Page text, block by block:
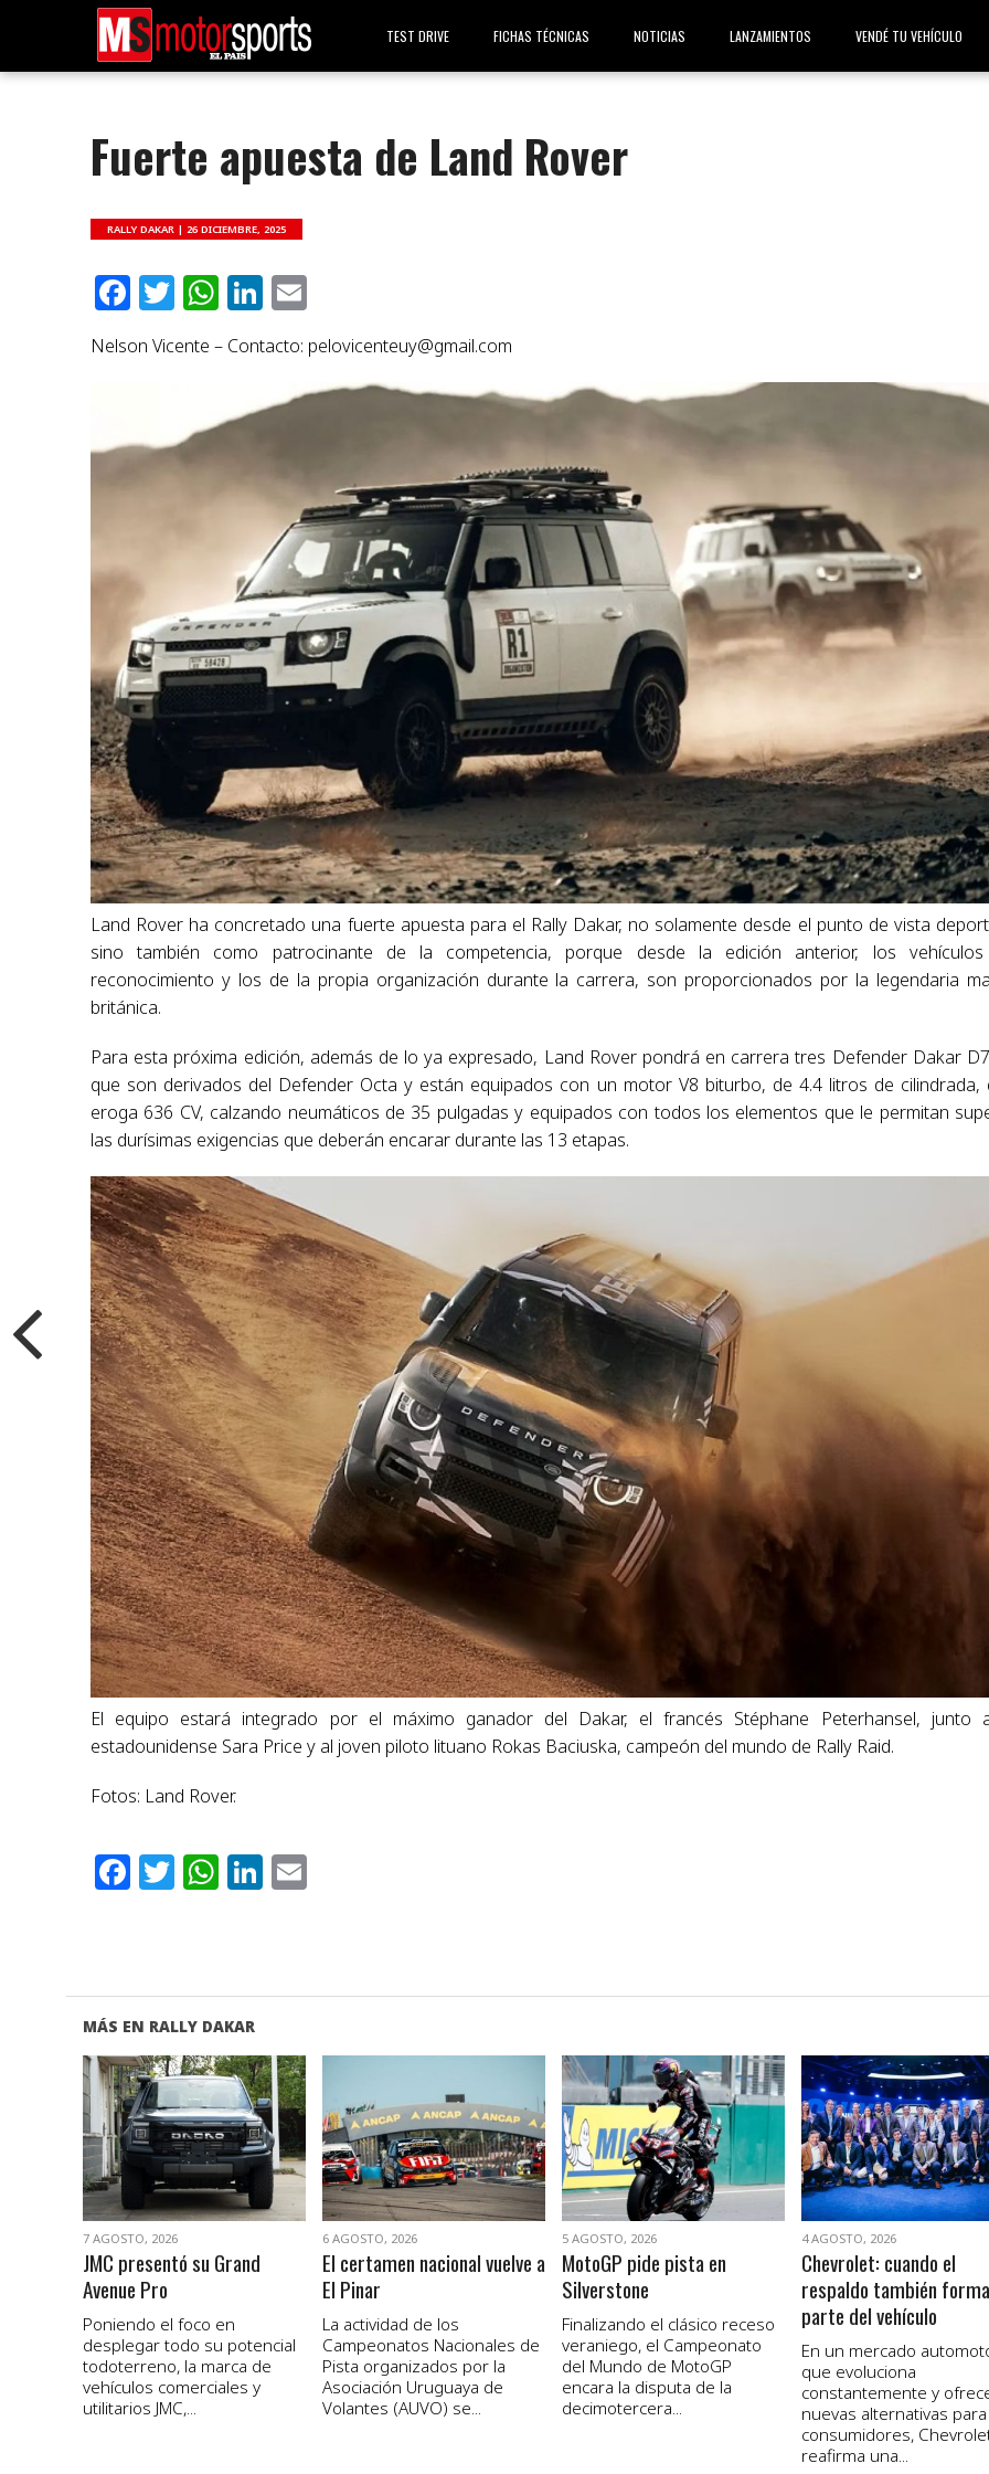
TEST DRIVE FICHAS TÉCNICAS NOTICIAS LANZAMIENTOS VENDÉ TU VEHÍCULO
Fuerte apuesta de Land Rover
RALLY DAKAR |26 DICIEMBRE, 2025
Facebook
Twitter
WhatsApp
LinkedIn
Nelson Vicente – Contacto: pelovicenteuy@gmail.com
Land Rover ha concretado una fuerte apuesta para el Rally Dakar, no solamente desde el punto de vista
sino también como patrocinante de la competencia, porque desde la edición anterior, los
reconocimiento y los de la propia organización durante la carrera, son proporcionados por la legendaria
británica.
Para esta próxima edición, además de lo ya expresado, Land Rover pondrá en carrera tres Defender Dakar
que son derivados del Defender Octa y están equipados con un motor V8 biturbo, de 4.4 litros de cilindrada,
eroga 636 CV, calzando neumáticos de 35 pulgadas y equipados con todos los elementos que le permitan
las durísimas exigencias que deberán encarar durante las 13 etapas.
El equipo estará integrado por el máximo ganador del Dakar, el francés Stéphane Peterhansel, junto
estadounidense Sara Price y al joven piloto lituano Rokas Baciuska, campeón del mundo de Rally Raid.
Fotos: Land Rover.
Facebook
Twitter
WhatsApp
LinkedIn
MÁS EN RALLY DAKAR
VER NOTA
7 AGOSTO, 2026
JMC presentó su Grand
Avenue Pro
Poniendo el foco en
desplegar todo su potencial
todoterreno, la marca de
vehículos comerciales y
utilitarios JMC,...
VER NOTA
6 AGOSTO, 2026
El certamen nacional vuelve a
El Pinar
La actividad de los
Campeonatos Nacionales de
Pista organizados por la
Asociación Uruguaya de
Volantes (AUVO) se...
VER NOTA
5 AGOSTO, 2026
MotoGP pide pista en
Silverstone
Finalizando el clásico receso
veraniego, el Campeonato
del Mundo de MotoGP
encara la disputa de la
decimotercera...
VER NOTA
4 AGOSTO, 2026
Chevrolet: cuando el
respaldo también forma
parte del vehículo
En un mercado
que evoluciona
constantemente y
nuevas alternativas
consumidores,
reafirma una...